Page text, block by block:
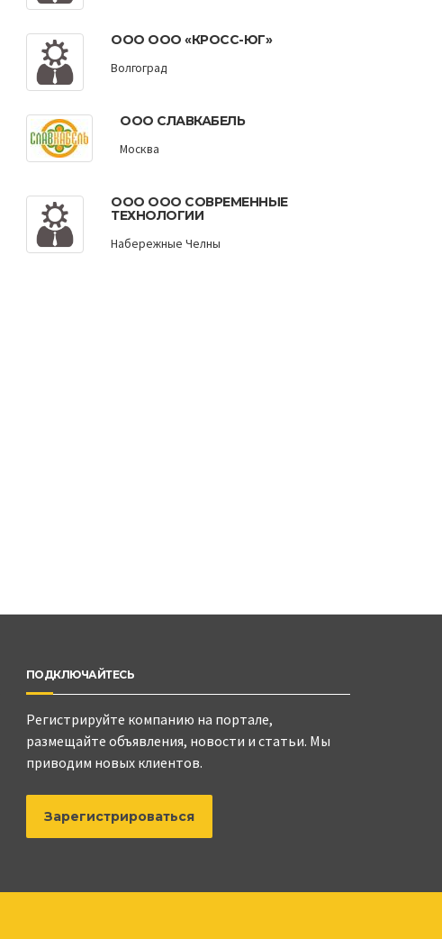
ООО ООО «КРОСС-ЮГ»
Волгоград
ООО СЛАВКАБЕЛЬ
Москва
ООО ООО СОВРЕМЕННЫЕ
ТЕХНОЛОГИИ
Набережные Челны
ПОДКЛЮЧАЙТЕСЬ
Регистрируйте компанию на портале,
размещайте объявления, новости и статьи. Мы
приводим новых клиентов.
Зарегистрироваться